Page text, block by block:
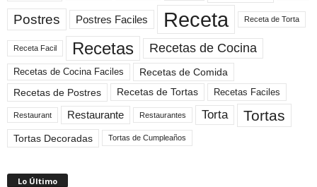
Postres Postres Faciles Receta Receta de Torta
Receta Facil Recetas Recetas de Cocina
Recetas de Cocina Faciles
Recetas de Comida
Recetas de Postres
Recetas de Tortas Recetas Faciles
Restaurant Restaurante Restaurantes Torta Tortas
Tortas Decoradas Tortas de Cumpleaños
Lo Último